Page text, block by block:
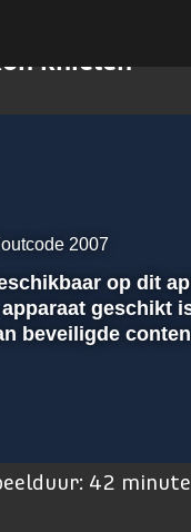
knielen
Afspelen
2007
op dit
geschikt
beveiligde
42